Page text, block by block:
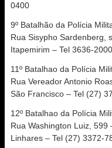
0400
9º Batalhão da Polícia
Rua Sisypho Sardenberg,
Itapemirim – Tel 3636-2000
11º Batalhao da Polícia
Rua Vereador Antonio
São Francisco – Tel (27)
12º Batalhao da Polícia
Rua Washington Luiz,
Linhares – Tel (27) 3372-